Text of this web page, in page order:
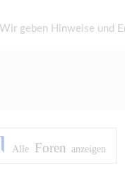
geben Hinweise und
Alle Foren anzeigen